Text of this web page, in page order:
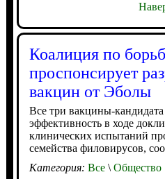
Коалиция по
проспонсирует
вакцин от Эболы
Все три вакцины-кандидата
эффективность в ходе
клинических испытаний
семейства филовирусов,
Категория: Все\Общество